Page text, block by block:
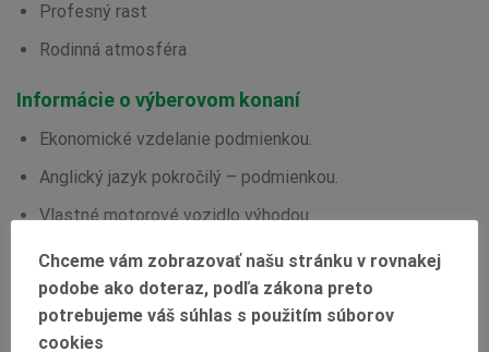
Profesný rast
Rodinná atmosféra
Informácie o výberovom konaní
Ekonomické vzdelanie podmienkou.
Anglický jazyk pokročilý – podmienkou.
Vlastné motorové vozidlo výhodou
V r.2024 je predpoklad sťahovania prevádzky
spoločnosti do Lužianok.
Pracovná doba: 8:00 – 16:30
Chceme vám zobrazovať našu stránku v rovnakej
podobe ako doteraz, podľa zákona preto
potrebujeme váš súhlas s použitím súborov
cookies